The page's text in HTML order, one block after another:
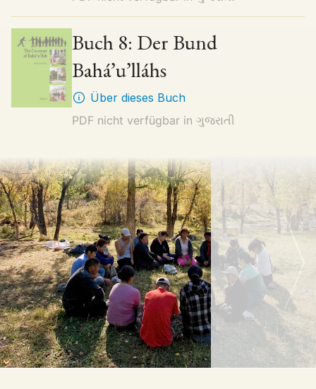
Buch 8: Der Bund
Bahá’u’lláhs
Über dieses Buch
PDF nicht verfügbar inગુજરાતી